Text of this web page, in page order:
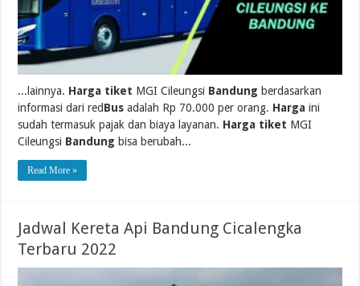
...lainnya. Harga tiket MGI Cileungsi Bandung berdasarkan
informasi dari redBus adalah Rp 70.000 per orang. Harga ini
sudah termasuk pajak dan biaya layanan. Harga tiket MGI
Cileungsi Bandung bisa berubah...
Read More »
Jadwal Kereta Api Bandung Cicalengka
Terbaru 2022